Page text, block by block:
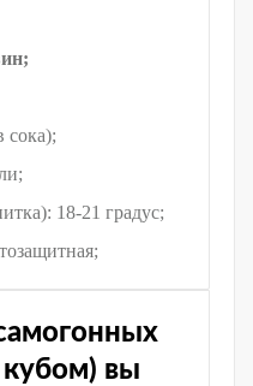
сока);
18-21 градус;
кубом) вы